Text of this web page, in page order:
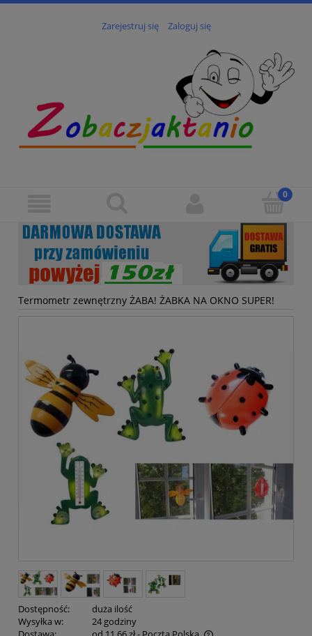
Zarejestruj się Zaloguj się
Termometr zewnętrzny ŻABA! ŻABKA NA OKNO SUPER!
Dostępność:
duża ilość
Wysyłka w:
24 godziny